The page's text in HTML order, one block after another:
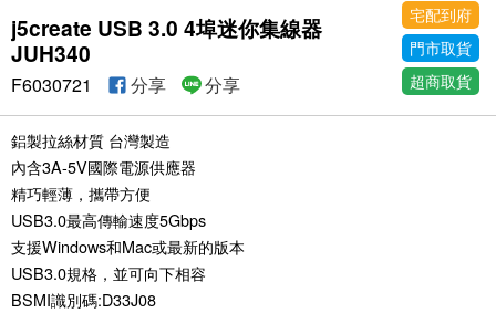
j5create USB 3.0 4埠迷你集線器
JUH340
宅配到府
門市取貨
超商取貨
F6030721 分享 分享
鋁製拉絲材質 台灣製造
內含3A-5V國際電源供應器
精巧輕薄，攜帶方便
USB3.0最高傳輸速度5Gbps
支援Windows和Mac或最新的版本
USB3.0規格，並可向下相容
BSMI識別碼:D33J08